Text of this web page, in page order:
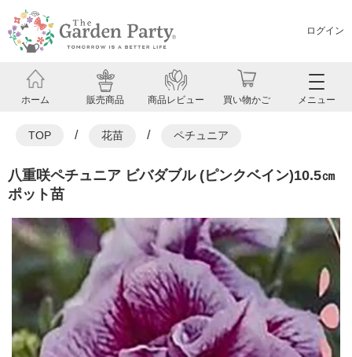
ログイン
ホーム 販売商品 商品レビュー 買い物かご メニュー
TOP / 花苗 / ペチュニア
八重咲ペチュニア ビバダブル (ピンクベイン)10.5㎝
ポット苗